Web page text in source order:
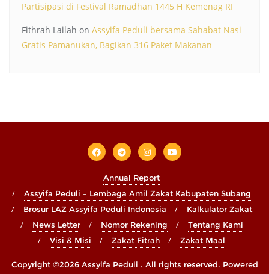
Partisipasi di Festival Ramadhan 1445 H Kemenag RI
Fithrah Lailah on Assyifa Peduli bersama Sahabat Nasi
Gratis Pamanukan, Bagikan 316 Paket Makanan
Annual Report
Assyifa Peduli – Lembaga Amil Zakat Kabupaten Subang
Brosur LAZ Assyifa Peduli Indonesia
Kalkulator Zakat
News Letter
Nomor Rekening
Tentang Kami
Visi & Misi
Zakat Fitrah Zakat Maal
Copyright ©2026 Assyifa Peduli . All rights reserved. Powered